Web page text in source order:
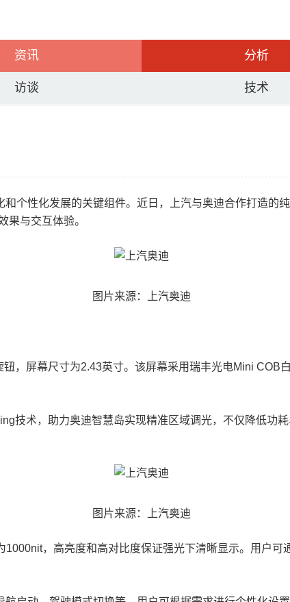
资讯 分析
访谈 技术
个性化发展的关键组件。近日，上汽与奥迪合作打造的
果与交互体验。
图片来源：上汽奥迪
，屏幕尺寸为2.43英寸。该屏幕采用瑞丰光电Mini COB
技术，助力奥迪智慧岛实现精准区域调光，不仅降低功
图片来源：上汽奥迪
1000nit，高亮度和高对比度保证强光下清晰显示。用户